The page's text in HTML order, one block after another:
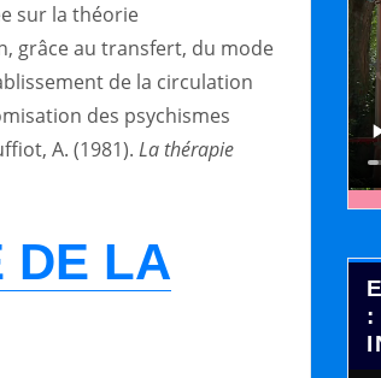
sur la théorie
grâce au transfert, du mode
de la circulation
des psychismes
A. (1981). La thérapie
DE LA
: